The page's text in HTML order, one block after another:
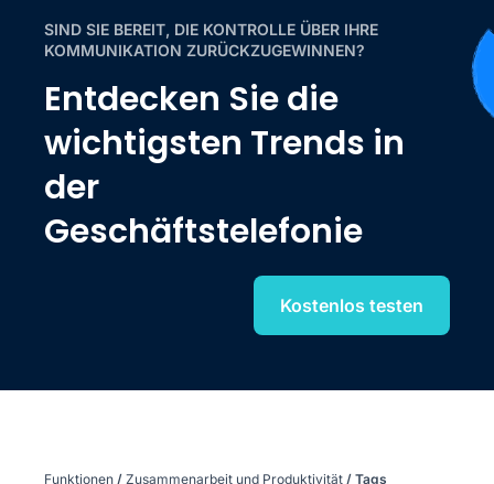
SIND SIE BEREIT, DIE KONTROLLE ÜBER IHRE
KOMMUNIKATION ZURÜCKZUGEWINNEN?
Entdecken Sie die
wichtigsten Trends in
der
Geschäftstelefonie
Kostenlos testen
Funktionen / Zusammen­arbeit und Produktivität / Tags